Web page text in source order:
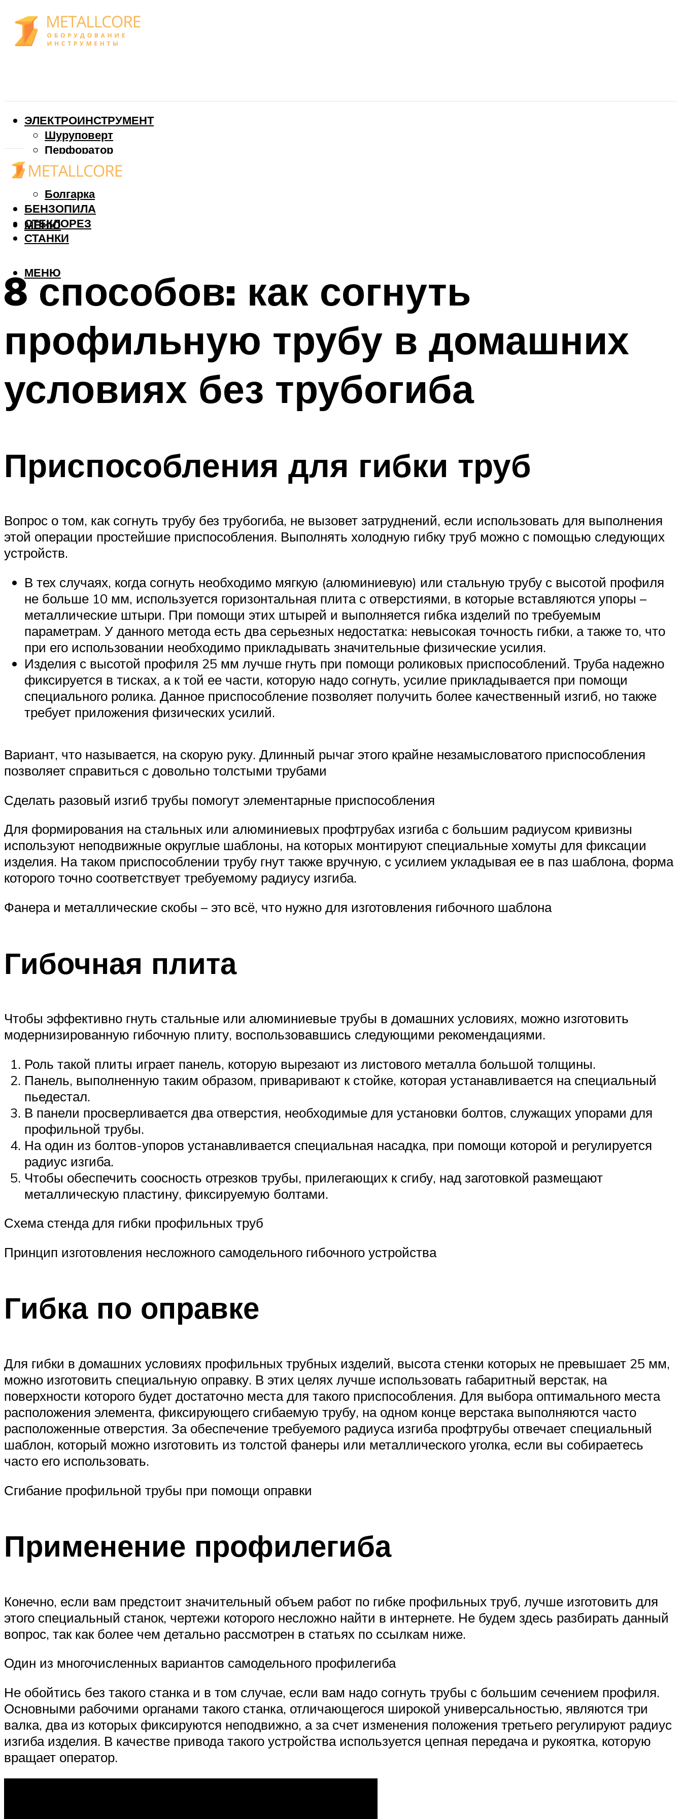
ЭЛЕКТРОИНСТРУМЕНТ
Шуруповерт
Перфоратор
Дрель
Фрезер
Болгарка
БЕНЗОПИЛА
СТЕКЛОРЕЗ
СТАНКИ
МЕНЮ
МЕНЮ
8 способов: как согнуть
профильную трубу в домашних
условиях без трубогиба
Приспособления для гибки труб
Вопрос о том, как согнуть трубу без трубогиба, не вызовет затруднений, если использовать для выполнения
этой операции простейшие приспособления. Выполнять холодную гибку труб можно с помощью следующих
устройств.
В тех случаях, когда согнуть необходимо мягкую (алюминиевую) или стальную трубу с высотой профиля
не больше 10 мм, используется горизонтальная плита с отверстиями, в которые вставляются упоры –
металлические штыри. При помощи этих штырей и выполняется гибка изделий по требуемым
параметрам. У данного метода есть два серьезных недостатка: невысокая точность гибки, а также то, что
при его использовании необходимо прикладывать значительные физические усилия.
Изделия с высотой профиля 25 мм лучше гнуть при помощи роликовых приспособлений. Труба надежно
фиксируется в тисках, а к той ее части, которую надо согнуть, усилие прикладывается при помощи
специального ролика. Данное приспособление позволяет получить более качественный изгиб, но также
требует приложения физических усилий.
Вариант, что называется, на скорую руку. Длинный рычаг этого крайне незамысловатого приспособления
позволяет справиться с довольно толстыми трубами
Сделать разовый изгиб трубы помогут элементарные приспособления
Для формирования на стальных или алюминиевых профтрубах изгиба с большим радиусом кривизны
используют неподвижные округлые шаблоны, на которых монтируют специальные хомуты для фиксации
изделия. На таком приспособлении трубу гнут также вручную, с усилием укладывая ее в паз шаблона, форма
которого точно соответствует требуемому радиусу изгиба.
Фанера и металлические скобы – это всё, что нужно для изготовления гибочного шаблона
Гибочная плита
Чтобы эффективно гнуть стальные или алюминиевые трубы в домашних условиях, можно изготовить
модернизированную гибочную плиту, воспользовавшись следующими рекомендациями.
Роль такой плиты играет панель, которую вырезают из листового металла большой толщины.
Панель, выполненную таким образом, приваривают к стойке, которая устанавливается на специальный
пьедестал.
В панели просверливается два отверстия, необходимые для установки болтов, служащих упорами для
профильной трубы.
На один из болтов-упоров устанавливается специальная насадка, при помощи которой и регулируется
радиус изгиба.
Чтобы обеспечить соосность отрезков трубы, прилегающих к сгибу, над заготовкой размещают
металлическую пластину, фиксируемую болтами.
Схема стенда для гибки профильных труб
Принцип изготовления несложного самодельного гибочного устройства
Гибка по оправке
Для гибки в домашних условиях профильных трубных изделий, высота стенки которых не превышает 25 мм,
можно изготовить специальную оправку. В этих целях лучше использовать габаритный верстак, на
поверхности которого будет достаточно места для такого приспособления. Для выбора оптимального места
расположения элемента, фиксирующего сгибаемую трубу, на одном конце верстака выполняются часто
расположенные отверстия. За обеспечение требуемого радиуса изгиба профтрубы отвечает специальный
шаблон, который можно изготовить из толстой фанеры или металлического уголка, если вы собираетесь
часто его использовать.
Сгибание профильной трубы при помощи оправки
Применение профилегиба
Конечно, если вам предстоит значительный объем работ по гибке профильных труб, лучше изготовить для
этого специальный станок, чертежи которого несложно найти в интернете. Не будем здесь разбирать данный
вопрос, так как более чем детально рассмотрен в статьях по ссылкам ниже.
Один из многочисленных вариантов самодельного профилегиба
Не обойтись без такого станка и в том случае, если вам надо согнуть трубы с большим сечением профиля.
Основными рабочими органами такого станка, отличающегося широкой универсальностью, являются три
валка, два из которых фиксируются неподвижно, а за счет изменения положения третьего регулируют радиус
изгиба изделия. В качестве привода такого устройства используется цепная передача и рукоятка, которую
вращает оператор.